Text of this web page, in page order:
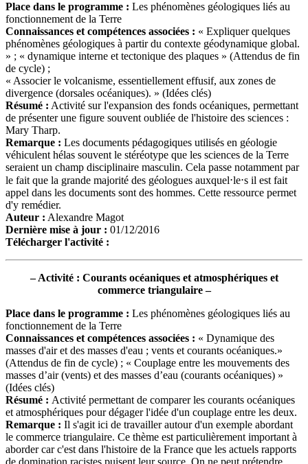
Place dans le programme : Les phénomènes géologiques liés au
fonctionnement de la Terre
Connaissances et compétences associées : « Expliquer quelques
phénomènes géologiques à partir du contexte géodynamique global.
» ; « dynamique interne et tectonique des plaques » (Attendus de fin
de cycle) ;
« Associer le volcanisme, essentiellement effusif, aux zones de
divergence (dorsales océaniques). » (Idées clés)
Résumé : Activité sur l'expansion des fonds océaniques, permettant
de présenter une figure souvent oubliée de l'histoire des sciences :
Mary Tharp.
Remarque : Les documents pédagogiques utilisés en géologie
véhiculent hélas souvent le stéréotype que les sciences de la Terre
seraient un champ disciplinaire masculin. Cela passe notamment par
le fait que la grande majorité des géologues auxquel⋅le⋅s il est fait
appel dans les documents sont des hommes. Cette ressource permet
d'y remédier.
Auteur : Alexandre Magot
Dernière mise à jour : 01/12/2016
Télécharger l'activité :
– Activité : Courants océaniques et atmosphériques et
commerce triangulaire –
Place dans le programme : Les phénomènes géologiques liés au
fonctionnement de la Terre
Connaissances et compétences associées : « Dynamique des
masses d'air et des masses d'eau ; vents et courants océaniques.»
(Attendus de fin de cycle) ; « Couplage entre les mouvements des
masses d’air (vents) et des masses d’eau (courants océaniques) »
(Idées clés)
Résumé : Activité permettant de comparer les courants océaniques
et atmosphériques pour dégager l'idée d'un couplage entre les deux.
Remarque : Il s'agit ici de travailler autour d'un exemple abordant
le commerce triangulaire. Ce thème est particulièrement important à
aborder car c'est dans l'histoire de la France que les actuels rapports